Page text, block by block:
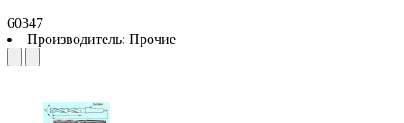
60347
Производитель: Прочие